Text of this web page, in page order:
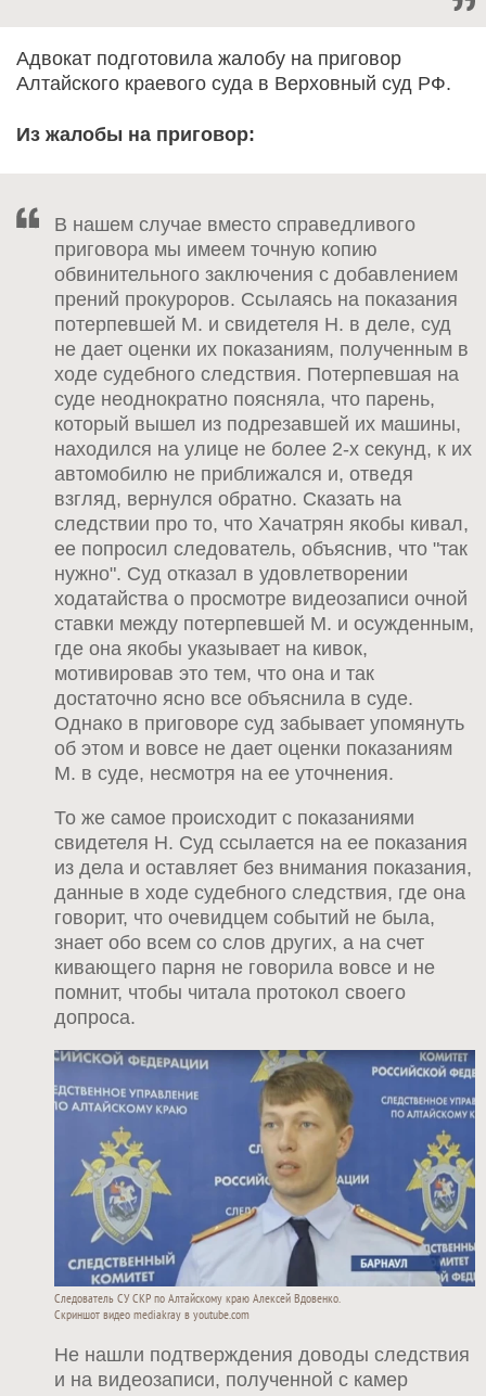
Адвокат подготовила жалобу на приговор
Алтайского краевого суда в Верховный суд РФ.
Из жалобы на приговор:
В нашем случае вместо справедливого
приговора мы имеем точную копию
обвинительного заключения с добавлением
прений прокуроров. Ссылаясь на показания
потерпевшей М. и свидетеля Н. в деле, суд
не дает оценки их показаниям, полученным в
ходе судебного следствия. Потерпевшая на
суде неоднократно поясняла, что парень,
который вышел из подрезавшей их машины,
находился на улице не более 2-х секунд, к их
автомобилю не приближался и, отведя
взгляд, вернулся обратно. Сказать на
следствии про то, что Хачатрян якобы кивал,
ее попросил следователь, объяснив, что "так
нужно". Суд отказал в удовлетворении
ходатайства о просмотре видеозаписи очной
ставки между потерпевшей М. и осужденным,
где она якобы указывает на кивок,
мотивировав это тем, что она и так
достаточно ясно все объяснила в суде.
Однако в приговоре суд забывает упомянуть
об этом и вовсе не дает оценки показаниям
М. в суде, несмотря на ее уточнения.
То же самое происходит с показаниями
свидетеля Н. Суд ссылается на ее показания
из дела и оставляет без внимания показания,
данные в ходе судебного следствия, где она
говорит, что очевидцем событий не была,
знает обо всем со слов других, а на счет
кивающего парня не говорила вовсе и не
помнит, чтобы читала протокол своего
допроса.
Следователь СУ СКР по Алтайскому краю Алексей Вдовенко.
Скриншот видео mediakray в youtube.com
Не нашли подтверждения доводы следствия
и на видеозаписи, полученной с камер